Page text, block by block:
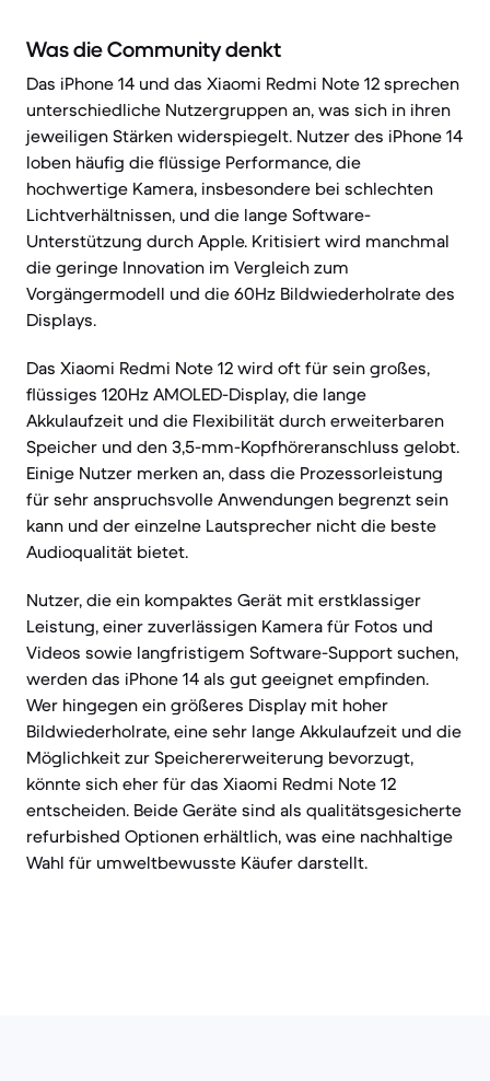
Was die Community denkt
Das iPhone 14 und das Xiaomi Redmi Note 12 sprechen
unterschiedliche Nutzergruppen an, was sich in ihren
jeweiligen Stärken widerspiegelt. Nutzer des iPhone 14
loben häufig die flüssige Performance, die
hochwertige Kamera, insbesondere bei schlechten
Lichtverhältnissen, und die lange Software-
Unterstützung durch Apple. Kritisiert wird manchmal
die geringe Innovation im Vergleich zum
Vorgängermodell und die 60Hz Bildwiederholrate des
Displays.
Das Xiaomi Redmi Note 12 wird oft für sein großes,
flüssiges 120Hz AMOLED-Display, die lange
Akkulaufzeit und die Flexibilität durch erweiterbaren
Speicher und den 3,5-mm-Kopfhöreranschluss gelobt.
Einige Nutzer merken an, dass die Prozessorleistung
für sehr anspruchsvolle Anwendungen begrenzt sein
kann und der einzelne Lautsprecher nicht die beste
Audioqualität bietet.
Nutzer, die ein kompaktes Gerät mit erstklassiger
Leistung, einer zuverlässigen Kamera für Fotos und
Videos sowie langfristigem Software-Support suchen,
werden das iPhone 14 als gut geeignet empfinden.
Wer hingegen ein größeres Display mit hoher
Bildwiederholrate, eine sehr lange Akkulaufzeit und die
Möglichkeit zur Speichererweiterung bevorzugt,
könnte sich eher für das Xiaomi Redmi Note 12
entscheiden. Beide Geräte sind als qualitätsgesicherte
refurbished Optionen erhältlich, was eine nachhaltige
Wahl für umweltbewusste Käufer darstellt.